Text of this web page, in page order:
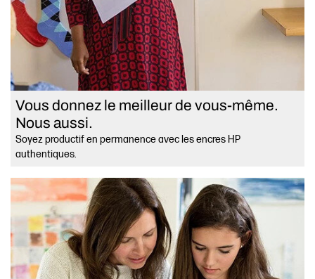
Vous donnez le meilleur de vous-même.
Nous aussi.
Soyez productif en permanence avec les encres HP
authentiques.